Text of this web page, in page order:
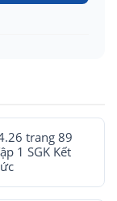
trang 89
1 SGK Kết